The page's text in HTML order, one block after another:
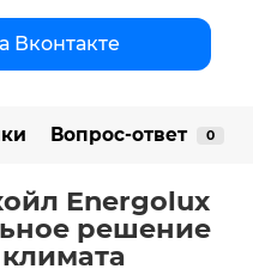
Вконтакте
Вопрос-ответ 0
Energolux
решение